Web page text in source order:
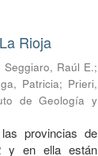
Rioja
Seggiaro, Raúl E.;
Patricia; Prieri,
de Geología y
provincias de
y en ella están